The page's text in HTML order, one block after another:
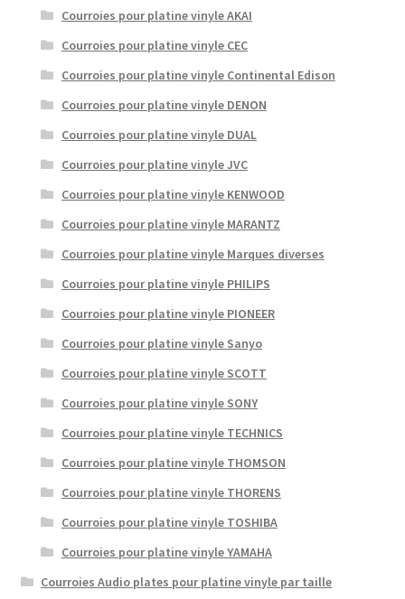
Courroies pour platine vinyle AKAI
Courroies pour platine vinyle CEC
Courroies pour platine vinyle Continental Edison
Courroies pour platine vinyle DENON
Courroies pour platine vinyle DUAL
Courroies pour platine vinyle JVC
Courroies pour platine vinyle KENWOOD
Courroies pour platine vinyle MARANTZ
Courroies pour platine vinyle Marques diverses
Courroies pour platine vinyle PHILIPS
Courroies pour platine vinyle PIONEER
Courroies pour platine vinyle Sanyo
Courroies pour platine vinyle SCOTT
Courroies pour platine vinyle SONY
Courroies pour platine vinyle TECHNICS
Courroies pour platine vinyle THOMSON
Courroies pour platine vinyle THORENS
Courroies pour platine vinyle TOSHIBA
Courroies pour platine vinyle YAMAHA
Courroies Audio plates pour platine vinyle par taille